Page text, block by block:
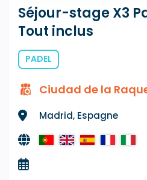
Séjour-stage X3
Tout inclus
PADEL
Ciudad de la
Madrid, Espagne